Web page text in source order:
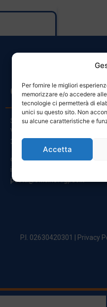
Per fornire le migliori
memorizzare e/o accedere
tecnologie ci permetterà di
unici su questo sito. Non
su alcune caratteristiche e
Accetta
CONTATTI
Sede Legale:
Via Principe Di Udine 144
33030 Campoformido (Ud)
clienti@officinefvg.it
info@officinefvg.it
posta@officinefvgpec.It
P.I. 02630420301 | Privacy